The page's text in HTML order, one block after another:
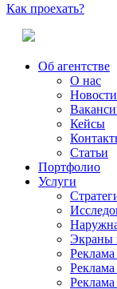
Как проехать?
Об агентстве
О нас
Новости
Кейсы
Статьи
Портфолио
Услуги
Экраны
Реклама